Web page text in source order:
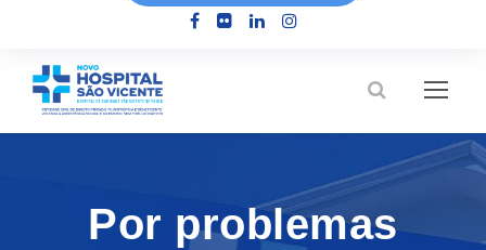
Por problemas